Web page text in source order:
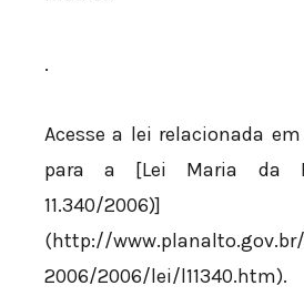
.
Acesse a lei relacionada
para a [Lei Maria da
11.340/2006)]
(http://
2006/2006/lei/l11340.htm).